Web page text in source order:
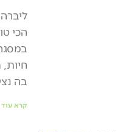
הכי
בה
קרא